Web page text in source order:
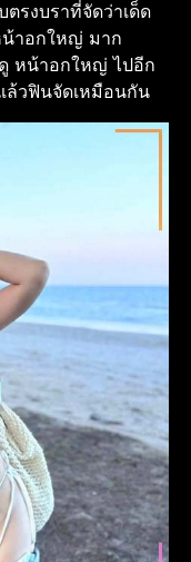
รงบราที่จัดว่าเด็ด
าอกใหญ่ มาก
หน้าอกใหญ่ ไปอีก
ล้วฟินจัดเหมือนกัน